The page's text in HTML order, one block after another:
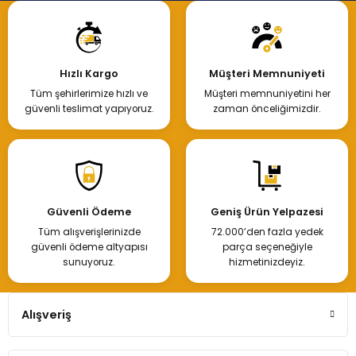
Hızlı Kargo
Tüm şehirlerimize hızlı ve
güvenli teslimat yapıyoruz.
Müşteri Memnuniyeti
Müşteri memnuniyetini her
zaman önceliğimizdir.
Güvenli Ödeme
Tüm alışverişlerinizde
güvenli ödeme altyapısı
sunuyoruz.
Geniş Ürün Yelpazesi
72.000’den fazla yedek
parça seçeneğiyle
hizmetinizdeyiz.
Alışveriş